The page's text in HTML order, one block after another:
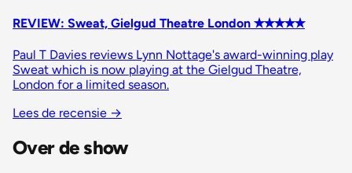
REVIEW: Sweat, Gielgud Theatre London ✭✭✭✭✭
Paul T Davies reviews Lynn Nottage's award-winning play
Sweat which is now playing at the Gielgud Theatre,
London for a limited season.
Lees de recensie →
Over de show